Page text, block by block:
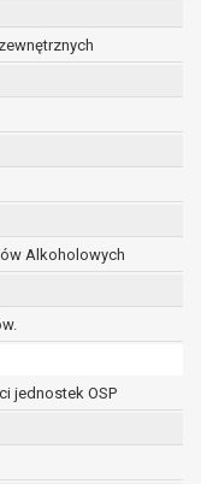
Alkoholowych
jednostek OSP
na
gdy:
danych
pozwalający
jest niezgodne
dane
usunięciu
ich
ale osoba,
ich do
dochodzenia